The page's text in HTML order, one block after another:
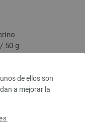
de ellos son
a mejorar la
50 g
base: 49,60 € / kg